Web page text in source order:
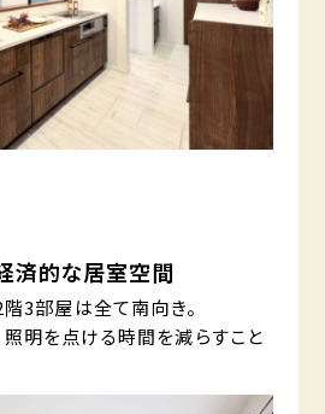
済的な居室空間
3部屋は全て南向き。
照明を点ける時間を減らすこと